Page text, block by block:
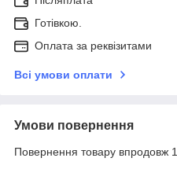
Готівкою.
Оплата за реквізитами
Всі умови оплати
Умови повернення
Повернення товару впродовж